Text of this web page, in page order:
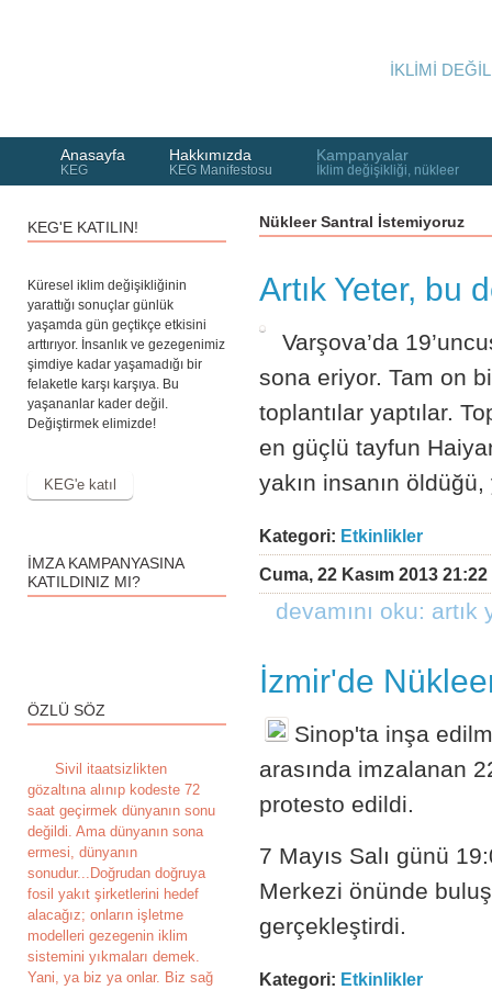
İKLİMİ
Anasayfa
KEG
Hakkımızda
KEG Manifestosu
Kampanyalar
İklim değişikliği, nükleer
Nükleer Santral İstemiyoruz
Artık Yeter, bu
Varşova’da
sona eriyor. Tam on
toplantılar yaptılar.
en güçlü tayfun
yakın insanın
Kategori: Etkinlikler
Cuma, 22 Kasım 2013
devamını oku:
İzmir'de
Sinop'ta inşa
arasında imzalanan
protesto edildi.
7 Mayıs Salı günü
Merkezi önünde
gerçekleştirdi.
Kategori: Etkinlikler
KEG'E KATILIN!
Küresel iklim değişikliğinin
yarattığı sonuçlar günlük
yaşamda gün geçtikçe etkisini
arttırıyor. İnsanlık ve gezegenimiz
şimdiye kadar yaşamadığı bir
felaketle karşı karşıya. Bu
yaşananlar kader değil.
Değiştirmek elimizde!
İMZA KAMPANYASINA
KATILDINIZ MI?
ÖZLÜ SÖZ
Sivil itaatsizlikten
gözaltına alınıp kodeste 72
saat geçirmek dünyanın sonu
değildi. Ama dünyanın sona
ermesi, dünyanın
sonudur...Doğrudan doğruya
fosil yakıt şirketlerini hedef
alacağız; onların işletme
modelleri gezegenin iklim
sistemini yıkmaları demek.
Yani, ya biz ya onlar. Biz sağ